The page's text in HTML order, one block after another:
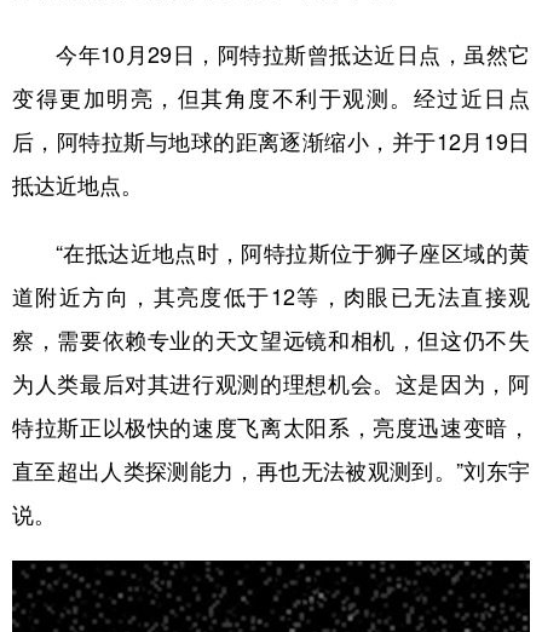
今年10月29日，阿特拉斯曾抵达近日点，虽然它
变得更加明亮，但其角度不利于观测。经过近日点
后，阿特拉斯与地球的距离逐渐缩小，并于12月19日
抵达近地点。
“在抵达近地点时，阿特拉斯位于狮子座区域的黄
道附近方向，其亮度低于12等，肉眼已无法直接观
察，需要依赖专业的天文望远镜和相机，但这仍不失
为人类最后对其进行观测的理想机会。这是因为，阿
特拉斯正以极快的速度飞离太阳系，亮度迅速变暗，
直至超出人类探测能力，再也无法被观测到。”刘东宇
说。